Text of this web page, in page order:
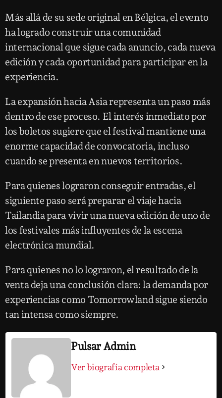
Más allá de su sede original en Bélgica, el evento
ha logrado construir una comunidad
internacional que sigue cada anuncio, cada nueva
edición y cada oportunidad para participar en la
experiencia.
La expansión hacia Asia representa un paso más
dentro de ese proceso. El interés inmediato por
los boletos sugiere que el festival mantiene una
enorme capacidad de convocatoria, incluso
cuando se presenta en nuevos territorios.
Para quienes lograron conseguir entradas, el
siguiente paso será preparar el viaje hacia
Tailandia para vivir una nueva edición de uno de
los festivales más influyentes de la escena
electrónica mundial.
Para quienes no lo lograron, el resultado de la
venta deja una conclusión clara: la demanda por
experiencias como Tomorrowland sigue siendo
tan intensa como siempre.
Pulsar Admin
Ver biografía completa